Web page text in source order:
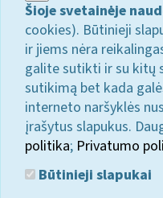
Šioje svetainėje
cookies). Būtinieji
ir jiems nėra
galite sutikti ir su kitų
sutikimą bet kada
interneto naršyklės
įrašytus slapukus.
politika; Privatumo
Būtinieji slapukai